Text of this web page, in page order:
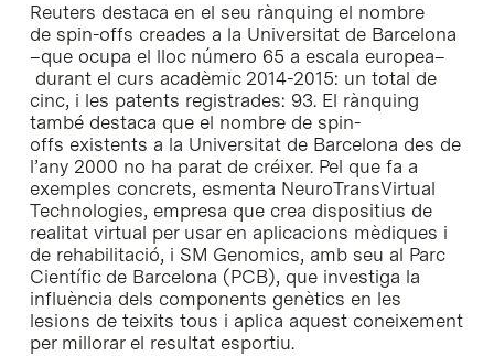
Reuters destaca en el seu rànquing el nombre
de spin-offs creades a la Universitat de Barcelona
–que ocupa el lloc número 65 a escala europea–
durant el curs acadèmic 2014-2015: un total de
cinc, i les patents registrades: 93. El rànquing
també destaca que el nombre de spin-
offs existents a la Universitat de Barcelona des de
l’any 2000 no ha parat de créixer. Pel que fa a
exemples concrets, esmenta NeuroTransVirtual
Technologies, empresa que crea dispositius de
realitat virtual per usar en aplicacions mèdiques i
de rehabilitació, i SM Genomics, amb seu al Parc
Científic de Barcelona (PCB), que investiga la
influència dels components genètics en les
lesions de teixits tous i aplica aquest coneixement
per millorar el resultat esportiu.